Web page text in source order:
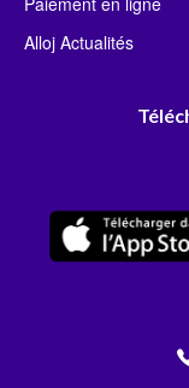
Alloj Actualités